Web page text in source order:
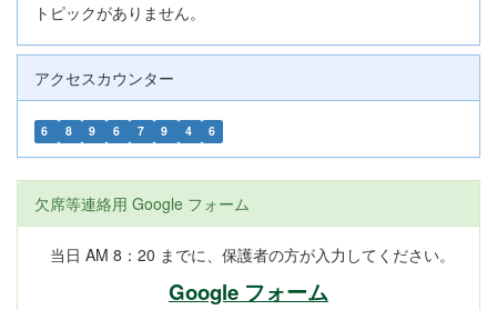
トピックがありません。
アクセスカウンター
6 8 9 6 7 9 4 6
欠席等連絡用 Google フォーム
当日 AM 8：20 までに、保護者の方が入力してください。
Google フォーム